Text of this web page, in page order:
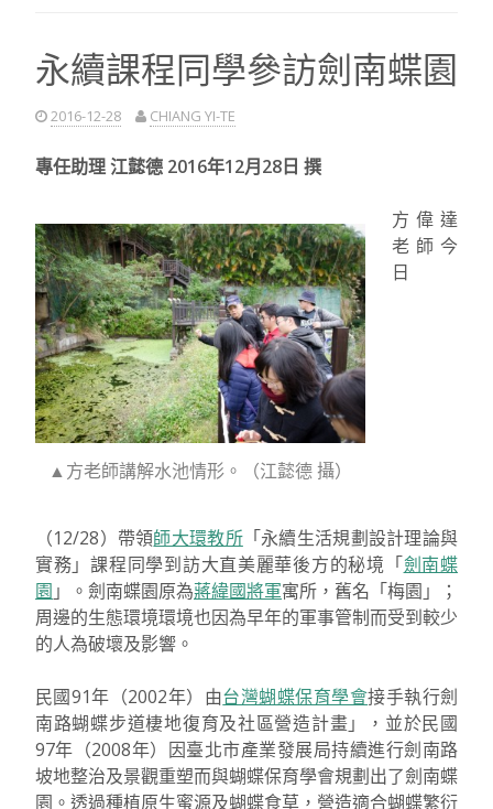
訊】
2017
健
共
派
對”
永續課程同學參訪劍南蝶園
專任助理 江懿德 2016年12月28日 撰
▲方老師講解水池情形。（江懿德 攝）
（12/28）帶領師大環教所「永續生活規劃設計理論與
實務」課程同學到訪大直美麗華後方的秘境「
周邊的生態環境環境也因為早年的軍事管制而受到較少
的人為破壞及影響。
民國91年（2002年）由台灣蝴蝶保育學會接手執行劍
南路蝴蝶步道棲地復育及社區營造計畫」，並於民國